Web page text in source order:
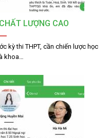
LƯỢNG CAO
kỳ thi THPT, cần chiến lược học
khoa…